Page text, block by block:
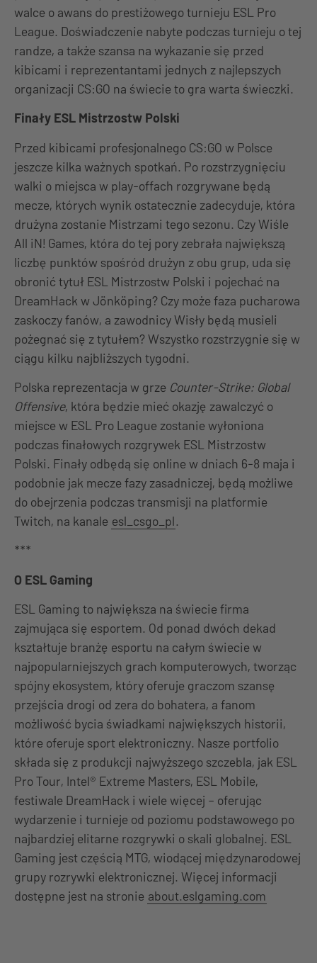
walce o awans do prestiżowego turnieju ESL Pro
League. Doświadczenie nabyte podczas turnieju o tej
randze, a także szansa na wykazanie się przed
kibicami i reprezentantami jednych z najlepszych
organizacji CS:GO na świecie to gra warta świeczki.
Finały ESL Mistrzostw Polski
Przed kibicami profesjonalnego CS:GO w Polsce
jeszcze kilka ważnych spotkań. Po rozstrzygnięciu
walki o miejsca w play-offach rozgrywane będą
mecze, których wynik ostatecznie zadecyduje, która
drużyna zostanie Mistrzami tego sezonu. Czy Wiśle
All iN! Games, która do tej pory zebrała największą
liczbę punktów spośród drużyn z obu grup, uda się
obronić tytuł ESL Mistrzostw Polski i pojechać na
DreamHack w Jönköping? Czy może faza pucharowa
zaskoczy fanów, a zawodnicy Wisły będą musieli
pożegnać się z tytułem? Wszystko rozstrzygnie się w
ciągu kilku najbliższych tygodni.
Polska reprezentacja w grze Counter-Strike: Global
Offensive, która będzie mieć okazję zawalczyć o
miejsce w ESL Pro League zostanie wyłoniona
podczas finałowych rozgrywek ESL Mistrzostw
Polski. Finały odbędą się online w dniach 6-8 maja i
podobnie jak mecze fazy zasadniczej, będą możliwe
do obejrzenia podczas transmisji na platformie
Twitch, na kanale esl_csgo_pl.
***
O ESL Gaming
ESL Gaming to największa na świecie firma
zajmująca się esportem. Od ponad dwóch dekad
kształtuje branżę esportu na całym świecie w
najpopularniejszych grach komputerowych, tworząc
spójny ekosystem, który oferuje graczom szansę
przejścia drogi od zera do bohatera, a fanom
możliwość bycia świadkami największych historii,
które oferuje sport elektroniczny. Nasze portfolio
składa się z produkcji najwyższego szczebla, jak ESL
Pro Tour, Intel® Extreme Masters, ESL Mobile,
festiwale DreamHack i wiele więcej – oferując
wydarzenie i turnieje od poziomu podstawowego po
najbardziej elitarne rozgrywki o skali globalnej. ESL
Gaming jest częścią MTG, wiodącej międzynarodowej
grupy rozrywki elektronicznej. Więcej informacji
dostępne jest na stronie about.eslgaming.com